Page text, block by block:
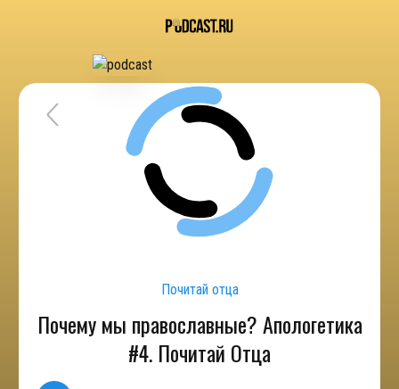
Почитай отца
Почему мы православные? Апологетика
#4. Почитай Отца